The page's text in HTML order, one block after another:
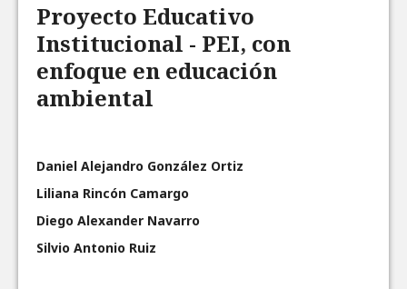
Proyecto Educativo
Institucional - PEI, con
enfoque en educación
ambiental
Daniel Alejandro González Ortiz
Liliana Rincón Camargo
Diego Alexander Navarro
Silvio Antonio Ruiz